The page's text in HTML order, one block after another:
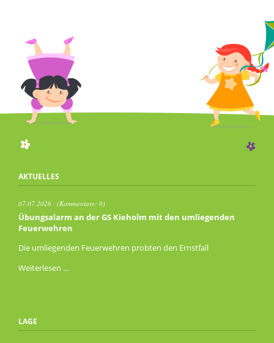
AKTUELLES
07.07.2026 (Kommentare: 0)
Übungsalarm an der GS Kieholm mit den umliegenden
Feuerwehren
Die umliegenden Feuerwehren probten den Ernstfall
Weiterlesen …Übungsalarm
mit
LAGE